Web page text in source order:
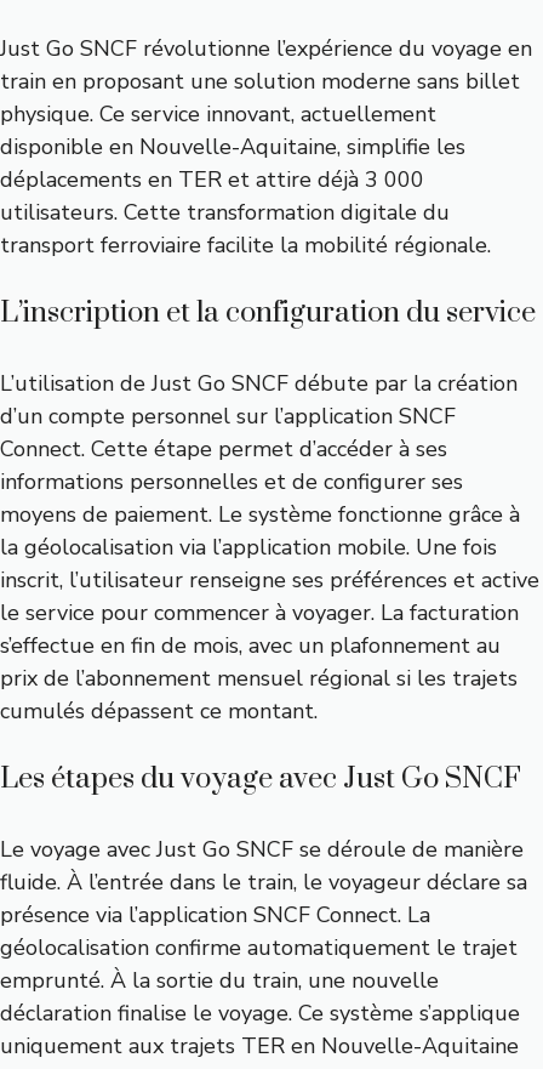
Just Go SNCF révolutionne l’expérience du voyage en
train en proposant une solution moderne sans billet
physique. Ce service innovant, actuellement
disponible en Nouvelle-Aquitaine, simplifie les
déplacements en TER et attire déjà 3 000
utilisateurs. Cette transformation digitale du
transport ferroviaire facilite la mobilité régionale.
L’inscription et la configuration du service
L’utilisation de Just Go SNCF débute par la création
d’un compte personnel sur l’application SNCF
Connect. Cette étape permet d’accéder à ses
informations personnelles et de configurer ses
moyens de paiement. Le système fonctionne grâce à
la géolocalisation via l’application mobile. Une fois
inscrit, l’utilisateur renseigne ses préférences et active
le service pour commencer à voyager. La facturation
s’effectue en fin de mois, avec un plafonnement au
prix de l’abonnement mensuel régional si les trajets
cumulés dépassent ce montant.
Les étapes du voyage avec Just Go SNCF
Le voyage avec Just Go SNCF se déroule de manière
fluide. À l’entrée dans le train, le voyageur déclare sa
présence via l’application SNCF Connect. La
géolocalisation confirme automatiquement le trajet
emprunté. À la sortie du train, une nouvelle
déclaration finalise le voyage. Ce système s’applique
uniquement aux trajets TER en Nouvelle-Aquitaine